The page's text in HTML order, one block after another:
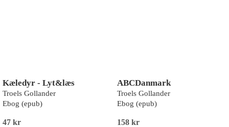
Kæledyr - Lyt&læs
Troels Gollander
Ebog (epub)
47 kr
ABCDanmark
Troels Gollander
Ebog (epub)
158 kr